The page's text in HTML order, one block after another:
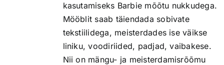
kasutamiseks Barbie mõõtu nukkudega.
Mööblit saab täiendada sobivate
tekstiilidega, meisterdades ise väikse
liniku, voodiriided, padjad, vaibakese.
Nii on mängu- ja meisterdamisrõõmu